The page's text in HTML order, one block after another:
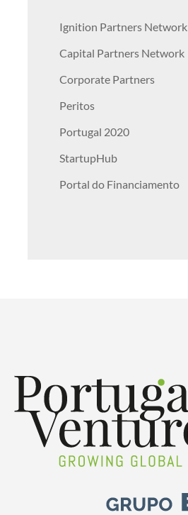
Ignition Partners Network
Capital Partners Network
Corporate Partners
Peritos
Portugal 2020
StartupHub
Portal do Financiamento